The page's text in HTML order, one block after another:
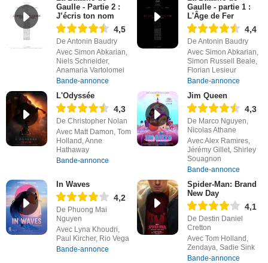
Gaulle - Partie 2 :
J’écris ton nom
4,5
De Antonin Baudry
Avec Simon Abkarian,
Niels Schneider,
Anamaria Vartolomei
Bande-annonce
Gaulle - partie 1 :
L'Âge de Fer
4,4
De Antonin Baudry
Avec Simon Abkarian,
Simon Russell Beale,
Florian Lesieur
Bande-annonce
L'Odyssée
4,3
De Christopher Nolan
Avec Matt Damon, Tom
Holland, Anne
Hathaway
Bande-annonce
Jim Queen
4,3
De Marco Nguyen,
Nicolas Athane
Avec Alex Ramires,
Jérémy Gillet, Shirley
Souagnon
Bande-annonce
In Waves
4,2
De Phuong Mai
Nguyen
Avec Lyna Khoudri,
Paul Kircher, Rio Vega
Bande-annonce
Spider-Man: Brand
New Day
4,1
De Destin Daniel
Cretton
Avec Tom Holland,
Zendaya, Sadie Sink
Bande-annonce